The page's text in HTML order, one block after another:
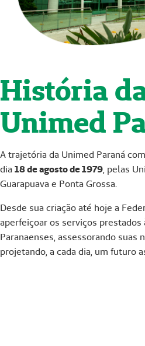
História
Unimed
A trajetória da Unimed Paraná
dia 18 de agosto de 1979, pelas
Guarapuava e Ponta Grossa.
Desde sua criação até hoje a
aperfeiçoar os serviços prestados
Paranaenses, assessorando suas
projetando, a cada dia, um futuro